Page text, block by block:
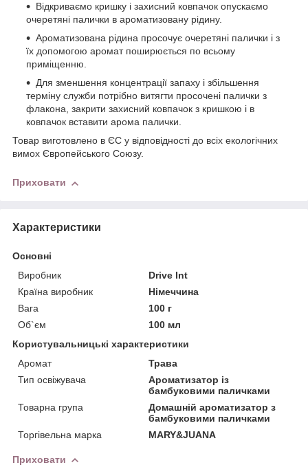
Відкриваємо кришку і захисний ковпачок опускаємо
очеретяні палички в ароматизовану рідину.
Ароматизована рідина просочує очеретяні палички і з
їх допомогою аромат поширюється по всьому
приміщенню.
Для зменшення концентрації запаху і збільшення
терміну служби потрібно витягти просочені палички з
флакона, закрити захисний ковпачок з кришкою і в
ковпачок вставити арома палички.
Товар виготовлено в ЄС у відповідності до всіх екологічних
вимох Європейського Союзу.
Приховати
Характеристики
Основні
Виробник
Drive Int
Країна виробник
Німеччина
Вага
100 г
Об`єм
100 мл
Користувальницькі характеристики
Аромат
Трава
Тип освіжувача
Ароматизатор із
бамбуковими паличками
Товарна група
Домашній ароматизатор з
бамбуковими паличками
Торгівельна марка
MARY&JUANA
Приховати